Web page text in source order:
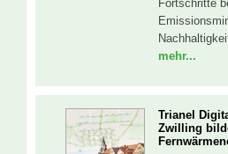
Fortschritte
mehr...
Trianel
Zwilling